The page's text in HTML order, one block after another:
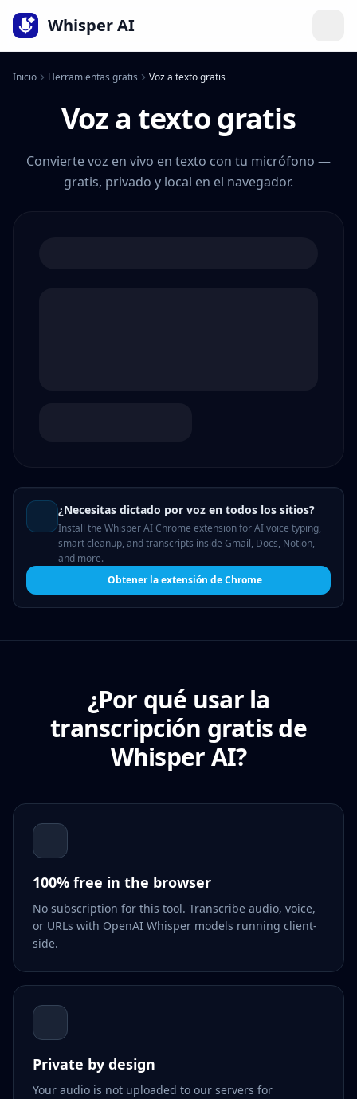
Idioma
Whisper AI
Inicio Herramientas gratis Voz a texto gratis
Voz a texto gratis
Convierte voz en vivo en texto con tu micrófono —
gratis, privado y local en el navegador.
¿Necesitas dictado por voz en todos los sitios?
Install the Whisper AI Chrome extension for AI voice typing,
smart cleanup, and transcripts inside Gmail, Docs, Notion,
and more.
Obtener la extensión de Chrome
¿Por qué usar la
transcripción gratis de
Whisper AI?
100% free in the browser
No subscription for this tool. Transcribe audio, voice,
or URLs with OpenAI Whisper models running client-
side.
Private by design
Your audio is not uploaded to our servers for